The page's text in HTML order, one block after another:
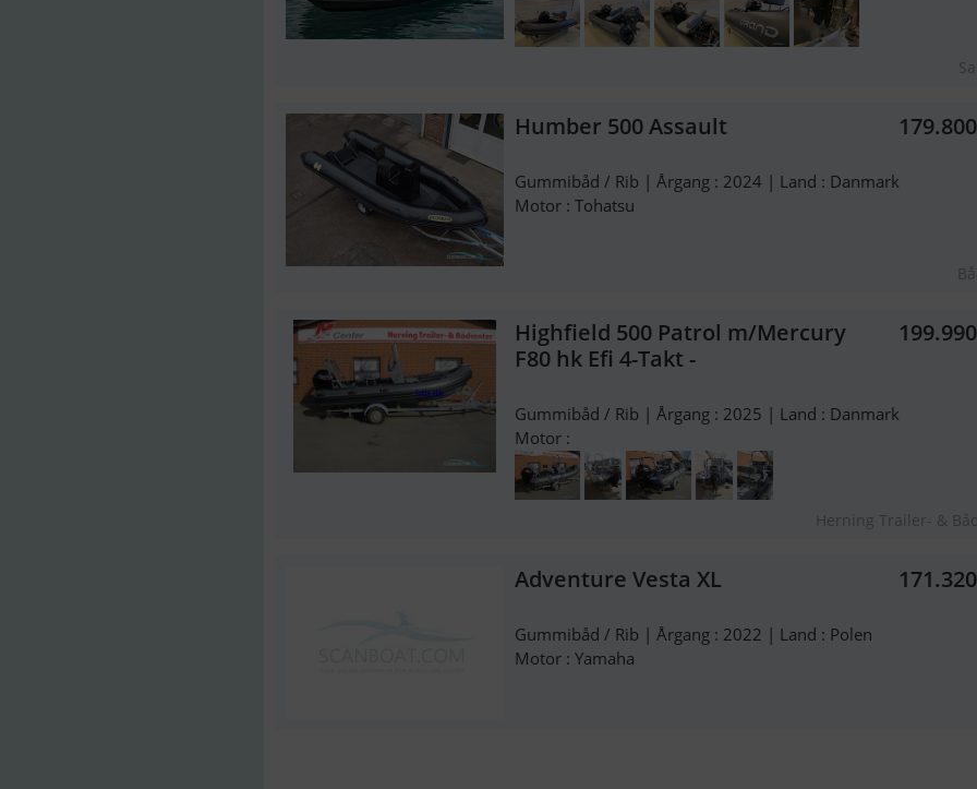
Humber 500 Assault
Gummibåd / Rib | Årgang : 2024 | Land : Danmark
Motor : Tohatsu
Highfield 500 Patrol m/Mercury
F80 hk Efi 4-Takt -
Gummibåd / Rib | Årgang : 2025 | Land : Danmark
Motor :
Herning Trailer- &
Adventure Vesta XL
Gummibåd / Rib | Årgang : 2022 | Land : Polen
Motor : Yamaha